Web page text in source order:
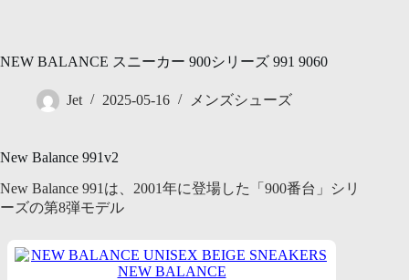
NEW BALANCE スニーカー 900シリーズ 991 9060
Jet 2025-05-16 メンズシューズ
New Balance 991v2
New Balance 991は、2001年に登場した「900番台」シリ
ーズの第8弾モデル
NEW BALANCE